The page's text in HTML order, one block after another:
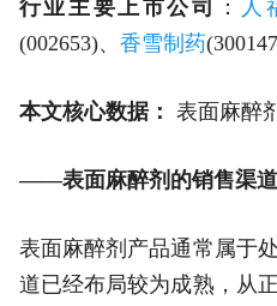
行业主要上市公司 ： 人
(002653)、 香雪制药
本文核心数据： 表面麻醉
——表面麻醉剂的销售渠道
表面麻醉剂产品通常属于
道已经布局较为成熟，从